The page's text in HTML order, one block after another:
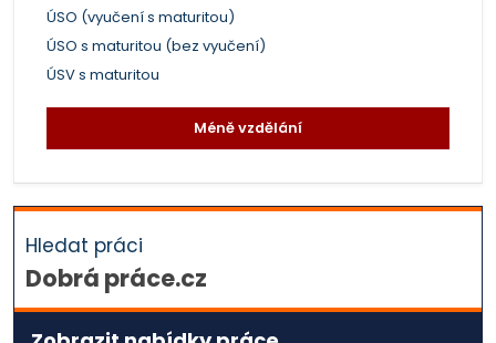
ÚSO (vyučení s maturitou)
ÚSO s maturitou (bez vyučení)
ÚSV s maturitou
Méně vzdělání
Hledat práci
Dobrá práce.cz